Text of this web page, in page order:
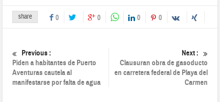
share 0 0 0 0
Previous :
Piden a habitantes de Puerto
Aventuras cautela al
manifestarse por falta de agua
Next :
Clausuran obra de gasoducto
en carretera federal de Playa del
Carmen